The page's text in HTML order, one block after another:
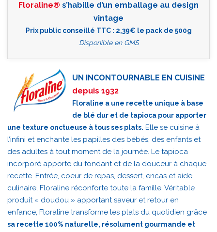
Floraline® s’habille d’un emballage au design
vintage
Prix public conseillé TTC : 2,39€ le pack de 500g
Disponible en GMS
UN INCONTOURNABLE EN CUISINE
depuis 1932
Floraline a une recette unique à base
de blé dur et de tapioca pour apporter
une texture onctueuse à tous ses plats. Elle se cuisine à
l’infini et enchante les papilles des bébés, des enfants et
des adultes à tout moment de la journée. Le tapioca
incorporé apporte du fondant et de la douceur à chaque
recette. Entrée, coeur de repas, dessert, encas et aide
culinaire, Floraline réconforte toute la famille. Véritable
produit « doudou » apportant saveur et retour en
enfance, Floraline transforme les plats du quotidien grâce
sa recette 100% naturelle, résolument gourmande et